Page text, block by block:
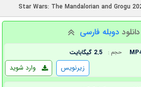
دانلود دوبله فارسی
حجم : 2.5 گیگابایت
وارد شوید زیرنویس